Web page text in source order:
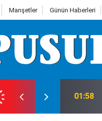
Manşetler Günün Haberleri
01:56